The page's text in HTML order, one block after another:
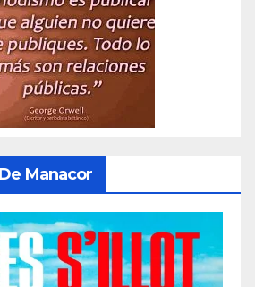
Manacor